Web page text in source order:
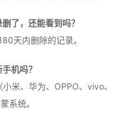
了，还能看到吗？
天内删除的记录。
机吗？
米、华为、OPPO、vivo、
系统。